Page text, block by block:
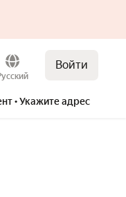
Войти
• Укажите адрес